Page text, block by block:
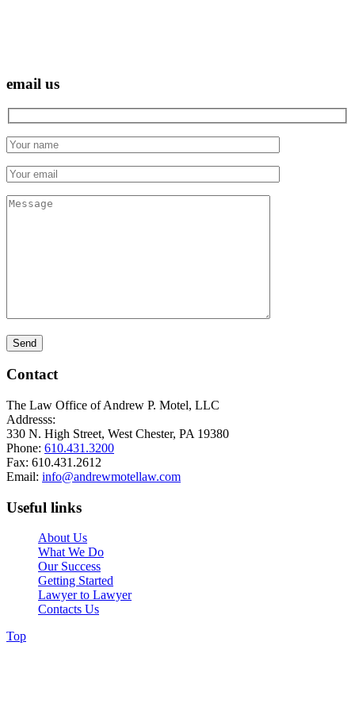
email us
Hidden
fields
Contact
The Law Office of Andrew P. Motel, LLC
Addresss:
330 N. High Street, West Chester, PA 19380
Phone: 610.431.3200
Fax: 610.431.2612
Email: info@andrewmotellaw.com
Useful links
About Us
What We Do
Our Success
Getting Started
Lawyer to Lawyer
Contacts Us
Top